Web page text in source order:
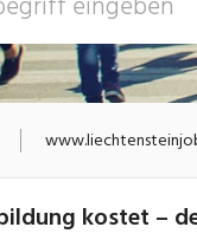
kostet –